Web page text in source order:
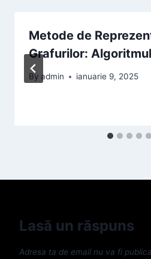
Metode de
Grafurilor:
By admin ianuarie 9, 2025
Lasă un răspuns
Adresa ta de email nu va fi